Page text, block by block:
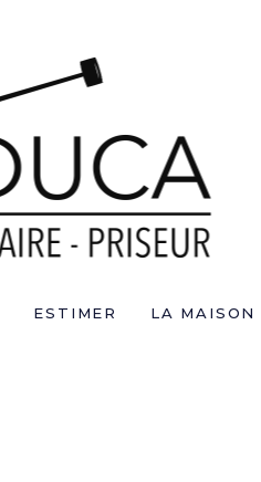
ESTIMER LA MAISON